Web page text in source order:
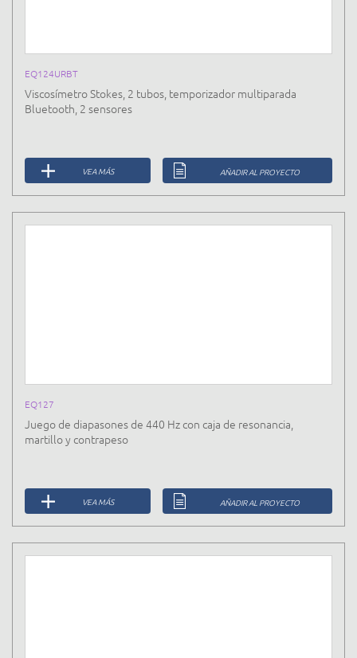
EQ124URBT
Viscosímetro Stokes, 2 tubos, temporizador multiparada
Bluetooth, 2 sensores
VEA MÁS AÑADIR AL PROYECTO
EQ127
Juego de diapasones de 440 Hz con caja de resonancia,
martillo y contrapeso
VEA MÁS AÑADIR AL PROYECTO